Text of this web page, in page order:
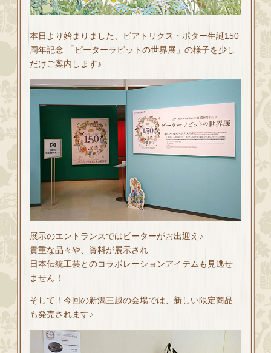
本日より始まりました、ビアトリクス・ポター生誕150
周年記念 「ピーターラビットの世界展」の様子を少し
だけご案内します♪
展示のエントランスではピーターがお出迎え♪
貴重な品々や、資料が展示され
日本伝統工芸とのコラボレーションアイテムも見逃せ
ません！
そして！今回の新潟三越の会場では、新しい限定商品
も発売されます♪